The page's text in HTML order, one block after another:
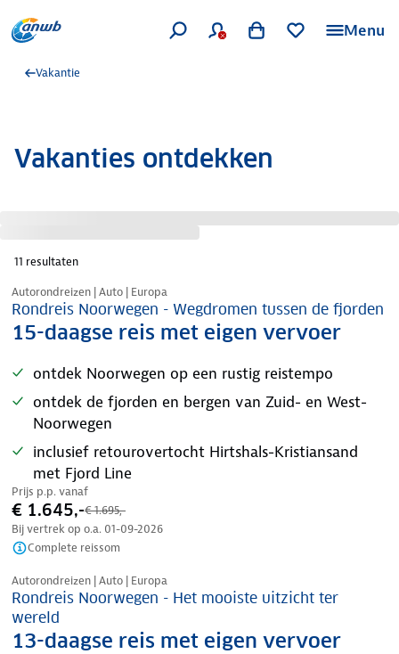
Menu
Vakantie
Vakanties ontdekken
11 resultaten
Nazomer korting
Autorondreizen | Auto | Europa
Rondreis Noorwegen - Wegdromen tussen de fjorden
15-daagse reis met eigen vervoer
ontdek Noorwegen op een rustig reistempo
ontdek de fjorden en bergen van Zuid- en West-
Noorwegen
inclusief retourovertocht Hirtshals-Kristiansand
met Fjord Line
Prijs p.p. vanaf
€ 1.645,-€ 1.695,-
Bij vertrek op o.a. 01-09-2026
Complete reissom
Nazomer korting
Autorondreizen | Auto | Europa
Rondreis Noorwegen - Het mooiste uitzicht ter
wereld
13-daagse reis met eigen vervoer